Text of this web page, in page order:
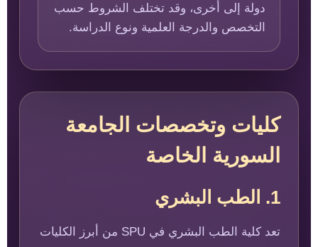
دولة إلى أخرى، وقد تختلف الشروط حسب
التخصص والدرجة العلمية ونوع الدراسة.
كليات وتخصصات الجامعة
السورية الخاصة
1. الطب البشري
تعد كلية الطب البشري في SPU من أبرز الكليات